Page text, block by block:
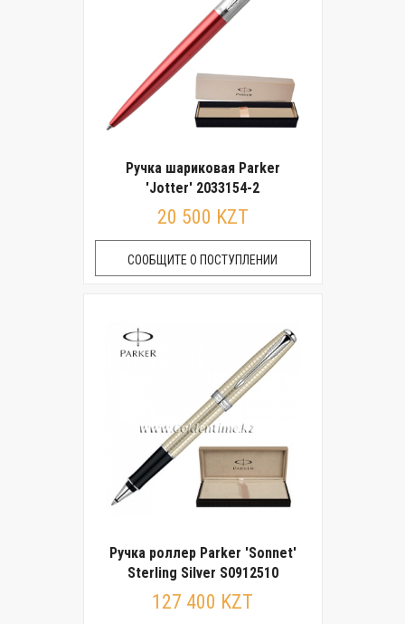
Ручка шариковая Parker
'Jotter' 2033154-2
20 500 KZT
СООБЩИТЕ О ПОСТУПЛЕНИИ
Ручка роллер Parker 'Sonnet'
Sterling Silver S0912510
127 400 KZT